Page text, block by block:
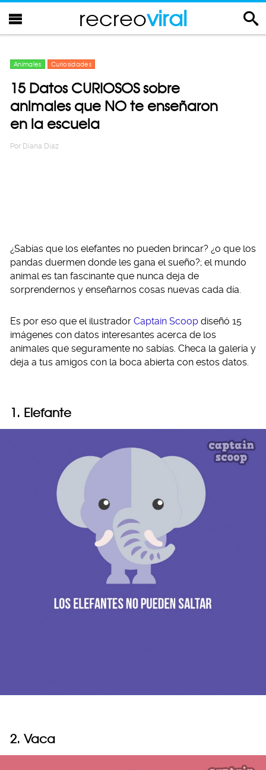
recreoviral
Animales Curiosidades
15 Datos CURIOSOS sobre
animales que NO te enseñaron
en la escuela
Por Diana Diaz
¿Sabías que los elefantes no pueden brincar? ¿o que los
pandas duermen donde les gana el sueño?; el mundo
animal es tan fascinante que nunca deja de
sorprendernos y enseñarnos cosas nuevas cada día.
Es por eso que el ilustrador Captain Scoop diseñó 15
imágenes con datos interesantes acerca de los
animales que seguramente no sabías. Checa la galería y
deja a tus amigos con la boca abierta con estos datos.
1. Elefante
2. Vaca